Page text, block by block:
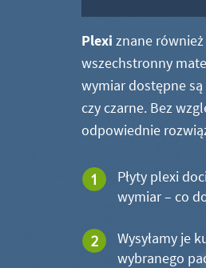
Plexi znane
wszechstronny
wymiar dostępne
czy czarne. Bez
odpowiednie
Płyty plexi
wymiar – co
Wysyłamy je
wybranego